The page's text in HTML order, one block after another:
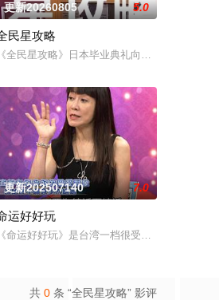
，在日常生活上遇到
更新20260805 5.0
民星攻略
《全民星攻略》日本毕业典礼向学长要制服的
带你游遍世界各地！
视娱乐节目，讨论各种女性感兴趣的话题——从
更新202507140 7.0
运好好玩
《命运好好玩》是台湾一档很受欢迎的命理节
共 0 条 “全民星攻略” 影评